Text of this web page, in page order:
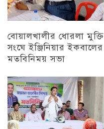
বোয়ালখালীর ধোরলা মুক্তি
সংঘে ইঞ্জিনিয়ার ইকবালের
মতবিনিময় সভা
চট্টগ্রাম